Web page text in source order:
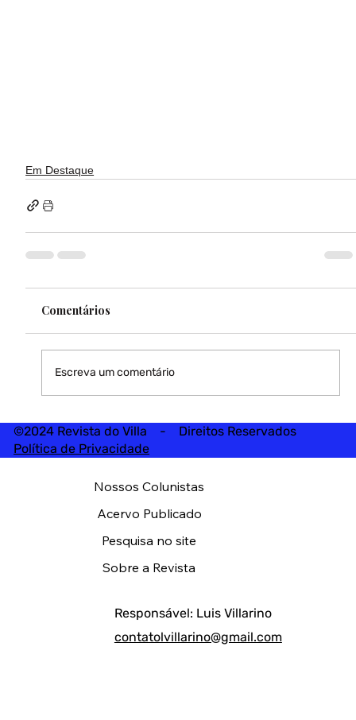
Em Destaque
Comentários
Escreva um comentário
©2024 Revista do Villa - Direitos Reservados
Política de Privacidade
Responsável: Luis Villarino
contatolvillarino@gmail.com
Nossos Colunistas
Acervo Publicado
Pesquisa no site
Sobre a Revista